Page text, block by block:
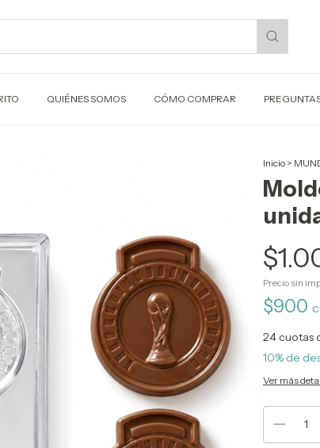
QUIÉNES SOMOS CÓMO COMPRAR
Inicio >
Precio sin
$900
24cuotas
10% de
Ver más